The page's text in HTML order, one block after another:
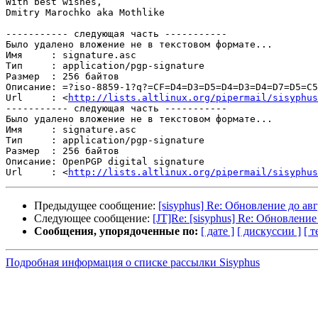
Dmitry Marochko aka Mothlike
----------- следующая часть -----------
Было удалено вложение не в текстовом формате...
Имя     : signature.asc
Тип     : application/pgp-signature
Размер  : 256 байтов
Описание: =?iso-8859-
Url     : <http://lists.altlinux.org/pipermail/sisyphus/
----------- следующая часть -----------
Было удалено вложение не в текстовом формате...
Имя     : signature.asc
Тип     : application/pgp-signature
Размер  : 256 байтов
Описание: OpenPGP digital signature
Url     : <http://lists.altlinux.org/pipermail/sisyphus/
Предыдущее сообщение: [sisyphus] Re: Обновление до
Следующее сообщение: [JT]Re: [sisyphus] Re: Обновление
Сообщения, упорядоченные по: [ дате ] [ дискуссии ] [
Подробная информация о списке рассылки Sisyphus